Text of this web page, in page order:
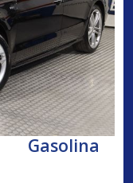
Gasolina